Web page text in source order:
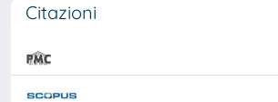
Citazioni